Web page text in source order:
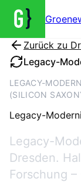
Zurück zu
Legacy-
LEGACY-
(SILICON
Legacy-
Legacy-
Dresden.
Forschung